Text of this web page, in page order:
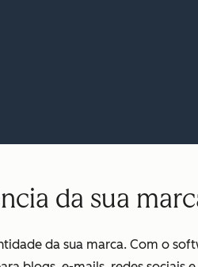
da sua
da sua marca. Com o